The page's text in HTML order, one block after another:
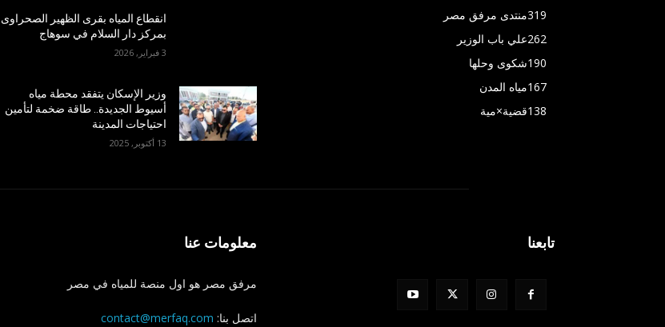
انقطاع المياه بقرى الظهير الصحراوى
بمركز دار السلام في سوهاج
3 فبراير, 2026
وزير الإسكان يتفقد محطة مياه
أسيوط الجديدة.. طاقة ضخمة لتأمين
احتياجات المدينة
13 أكتوبر, 2025
منتدى مرفق مصر319
علي باب الوزير262
شكوى وحلها190
مياه المدن167
قضية×مية138
معلومات عنا
مرفق مصر هو اول منصة للمياه في مصر
اتصل بنا: contact@merfaq.com
تابعنا